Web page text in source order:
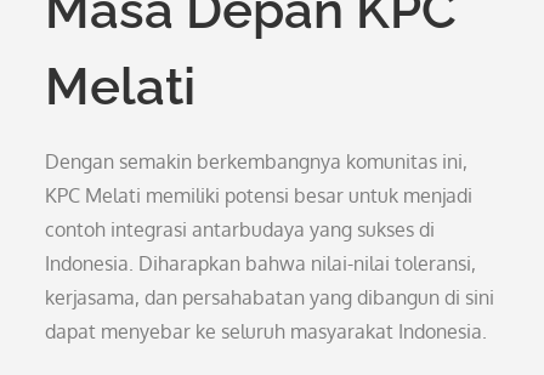
Melati
Dengan semakin berkembangnya komunitas ini,
KPC Melati memiliki potensi besar untuk menjadi
contoh integrasi antarbudaya yang sukses di
Indonesia. Diharapkan bahwa nilai-nilai toleransi,
kerjasama, dan persahabatan yang dibangun di sini
dapat menyebar ke seluruh masyarakat Indonesia.